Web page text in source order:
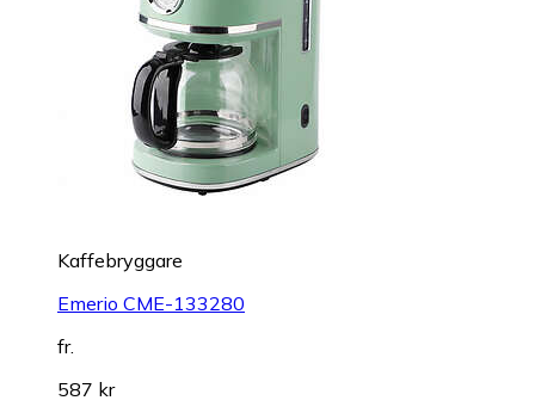
Kaffebryggare
Emerio CME-133280
fr.
587 kr